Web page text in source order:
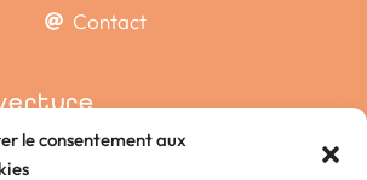
le consentement aux
Contact
sur-Noireau